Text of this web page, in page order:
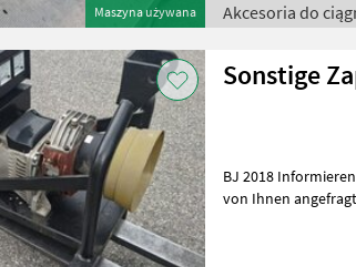
Maszyna używana Akcesoria do
Sonstige
BJ 2018 Informieren Sie sich bitte vor Fahrt-Antritt telefonisch, ob die
von Ihnen